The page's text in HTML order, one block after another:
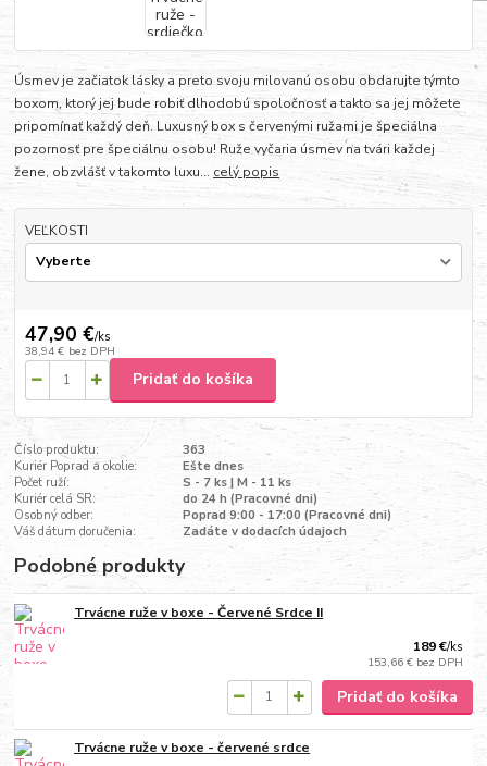
Úsmev je začiatok lásky a preto svoju milovanú osobu obdarujte týmto
boxom, ktorý jej bude robiť dlhodobú spoločnosť a takto sa jej môžete
pripomínať každý deň. Luxusný box s červenými ružami je špeciálna
pozornosť pre špeciálnu osobu! Ruže vyčaria úsmev na tvári každej
žene, obzvlášť v takomto luxu... celý popis
VEĽKOSTI
47,90 €/ks
38,94 € bez DPH
Pridať do košíka
Číslo produktu:
363
Kuriér Poprad a okolie:
Ešte dnes
Počet ruží:
S - 7 ks | M - 11 ks
Kuriér celá SR:
do 24 h (Pracovné dni)
Osobný odber:
Poprad 9:00 - 17:00 (Pracovné dni)
Váš dátum doručenia:
Zadáte v dodacích údajoch
Podobné produkty
Trvácne ruže v boxe - Červené Srdce II
189 €/ks
153,66 € bez DPH
Pridať do košíka
Trvácne ruže v boxe - červené srdce